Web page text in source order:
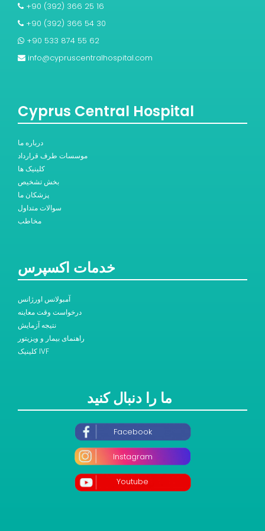
+90 (392) 366 25 16
+90 (392) 366 54 30
+90 533 874 55 62
info@cypruscentralhospital.com
Cyprus Central Hospital
درباره ما
موسسات طرف قرارداد
کلینیک ها
بخش تشخیص
پزشکان ما
سوالات متداول
مخاطب
خدمات اکسپرس
آمبولانس اورژانس
درخواست وقت معاینه
نتیجه آزمایش
راهنمای بیمار و ویزیتور
کلینیک IVF
ما را دنبال کنید
Facebook
Instagram
Youtube